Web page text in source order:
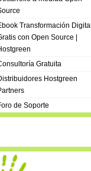
Transformación Digital
con Open Source |
Gratuita
Hostgreen
de Soporte